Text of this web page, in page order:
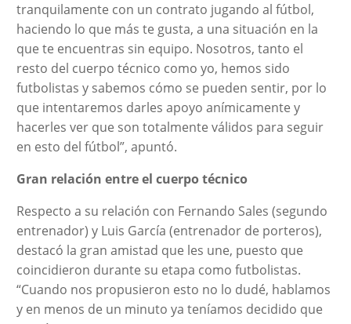
tranquilamente con un contrato jugando al fútbol,
haciendo lo que más te gusta, a una situación en la
que te encuentras sin equipo. Nosotros, tanto el
resto del cuerpo técnico como yo, hemos sido
futbolistas y sabemos cómo se pueden sentir, por lo
que intentaremos darles apoyo anímicamente y
hacerles ver que son totalmente válidos para seguir
en esto del fútbol”, apuntó.
Gran relación entre el cuerpo técnico
Respecto a su relación con Fernando Sales (segundo
entrenador) y Luis García (entrenador de porteros),
destacó la gran amistad que les une, puesto que
coincidieron durante su etapa como futbolistas.
“Cuando nos propusieron esto no lo dudé, hablamos
y en menos de un minuto ya teníamos decidido que